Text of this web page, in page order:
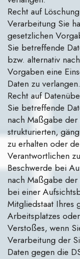
Recht auf
Verarbeitung Sie
gesetzlichen
Sie betreffende
bzw. alternativ
Vorgaben eine
Daten zu verlangen.
Recht auf
Sie betreffende
nach Maßgabe
strukturierten,
zu erhalten oder
Verantwortlichen
Beschwerde bei
nach Maßgabe
bei einer
Mitgliedstaat Ihres
Arbeitsplatzes
Verstoßes, wenn
Verarbeitung der
Daten gegen die